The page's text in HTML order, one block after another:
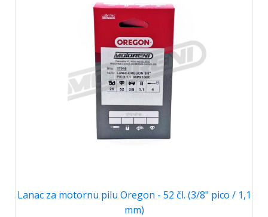
Lanac za motornu pilu Oregon - 52 čl. (3/8" pico / 1,1
mm)